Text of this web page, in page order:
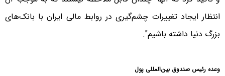
انتظار ایجاد تغییرات چشم‌گیری در روابط مالی ایران با بانک‌های
بزرگ دنیا داشته باشیم".
وعده رئیس صندوق بین‌المللی پول